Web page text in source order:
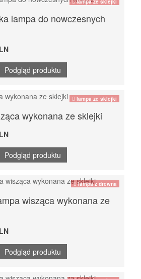
lampa ze sklejki
lampa do nowczesnych
Podgląd produktu
lampa ze sklejki
wykonana ze sklejki
Podgląd produktu
lampa z drewna
wisząca wykonana ze
Podgląd produktu